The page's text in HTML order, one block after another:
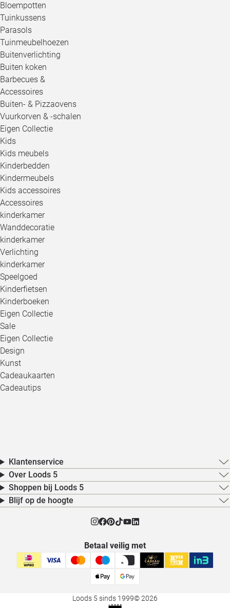
Bloempotten
Tuinkussens
Parasols
Tuinmeubelhoezen
Buitenverlichting
Buiten koken
Barbecues &
Accessoires
Buiten- & Pizzaovens
Vuurkorven & -schalen
Eigen Collectie
Kids
Kids meubels
Kinderbedden
Kindermeubels
Kids accessoires
Accessoires
kinderkamer
Wanddecoratie
kinderkamer
Verlichting
kinderkamer
Speelgoed
Kinderfietsen
Kinderboeken
Eigen Collectie
Sale
Eigen Collectie
Design
Kunst
Cadeaukaarten
Cadeautips
Klantenservice
Over Loods 5
Shoppen bij Loods 5
Blijf op de hoogte
Betaal veilig met
Loods 5 sinds 1999© 2026